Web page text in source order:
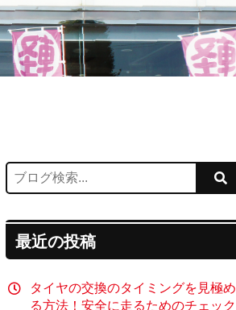
最近の投稿
タイヤの交換のタイミングを見極め
る方法！安全に走るためのチェック